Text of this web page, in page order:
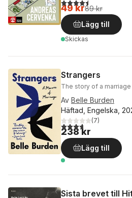
49 kr89 kr
Lägg till
Skickas
Strangers
The story of a marriage
Av Belle Burden
Häftad, Engelska,
3,7utav 5 stjärnor.
(7)
238 kr
Lägg till
Sista brevet till